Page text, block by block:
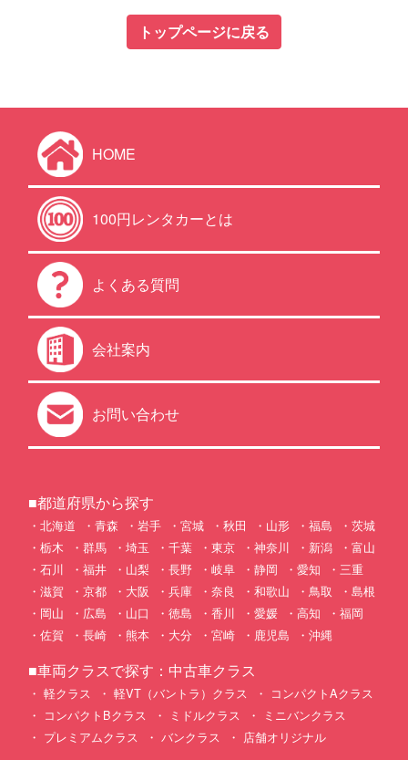
トップページに戻る
HOME
100円レンタカーとは
よくある質問
会社案内
お問い合わせ
■都道府県から探す
北海道 青森 岩手 宮城 秋田 山形 福島
茨城
栃木
群馬 埼玉 千葉 東京 神奈川 新潟
富山
石川
福井 山梨 長野 岐阜 静岡 愛知
三重
滋賀
京都 大阪 兵庫 奈良 和歌山 鳥取
島根
岡山
広島 山口 徳島 香川 愛媛 高知
福岡
佐賀
長崎 熊本 大分 宮崎 鹿児島 沖縄
■車両クラスで探す：中古車クラス
軽クラス 軽VT（バントラ）クラス
コンパクトAクラス
コンパクトBクラス
ミドルクラス
ミニバンクラス
プレミアムクラス
バンクラス 店舗オリジナル